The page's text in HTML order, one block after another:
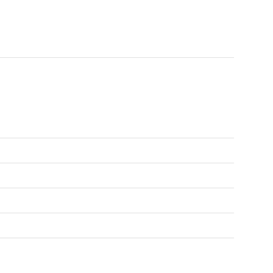
verkoper en de particuliere koper is niet
van de mondelinge overeenstemming
wordt overigens niet gezien als
van de verkoper. Neem uw eigen NVM-
nieuwe woning!